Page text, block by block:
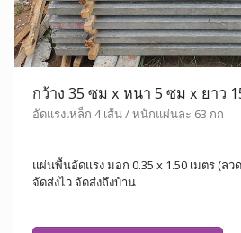
กว้าง 35 ซม x หนา 5 ซม x ยาว
อัดแรงเหล็ก 4 เส้น / หนักแผ่นละ 63 กก
แผ่นพื้นอัดแรง มอก 0.35 x 1.50 เมตร (ลว
จัดส่งไว จัดส่งถึงบ้าน